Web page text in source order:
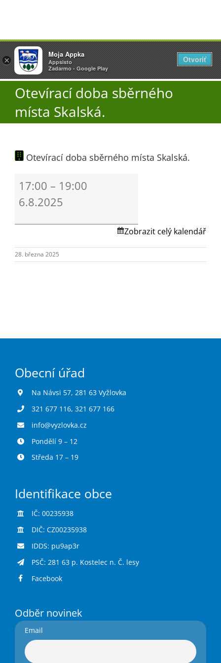
Přeskočit
na
obsah
Úřad
O obci
Aktuality
Turistika
Otevírací doba sběrného
místa Skalská.
Otevírací doba sběrného místa Skalská.
doba
sběrného
Skalská.
17:00 – 19:00
6.8.2025
Zobrazit celý kalendář
28. března 2025
Obecní úřad
Na Návsi 57, 281 63 Vyžlovka
321 677 116, 321 677 166
info@vyzlovka.cz
Pondělí 9 – 12
Středa 17 – 19
Identifikace obce
IČ: 00235938
DIČ: CZ00235938
IDDS: pu9ap3r
PSČ: 281 63 p. Kostelec n. Č. lesy
Facebook
Odběr novinek
Email
×
Vyžlovka
AppSisto
- In Google Play
Otevřít
×
Moja Appka
Appsisto
Zadarmo - Google Play
Otvoriť